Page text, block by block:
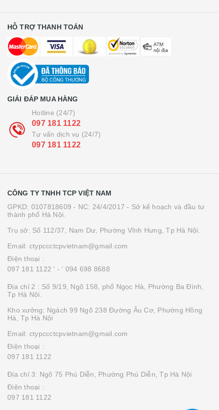
HỖ TRỢ THANH TOÁN
GIẢI ĐÁP MUA HÀNG
Hotline (24/7)
097 181 1122
Tư vấn dịch vụ (24/7)
097 181 1122
CÔNG TY TNHH TCP VIỆT NAM
GPKD: 0107818609 - NC: 24/4/2017 - Sở kế hoạch và đầu tư
thành phố Hà Nội.
Trụ sở: Số 112/37, Nam Dư, Phường Vĩnh Hưng, Tp Hà Nội.
Email: ctypccctcpvietnam@gmail.com
Điện thoại :
097 181 1122 ' - ' 094 698 8688
Địa chỉ 2 : Số 9/19, Ngõ 158, phố Ngọc Hà, Phường Ba Đình,
Tp Hà Nội.
Kho xưởng: Ngách 99 Ngõ 238 Đường Âu Cơ, Phường Hồng
Hà, Tp Hà Nội
Email: ctypccctcpvietnam@gmail.com
Điện thoại :
097 181 1122
Địa chỉ 3: Ngõ 75 Phú Diễn, Phường Phú Diễn, Tp Hà Nội
Điện thoại :
097 181 1122